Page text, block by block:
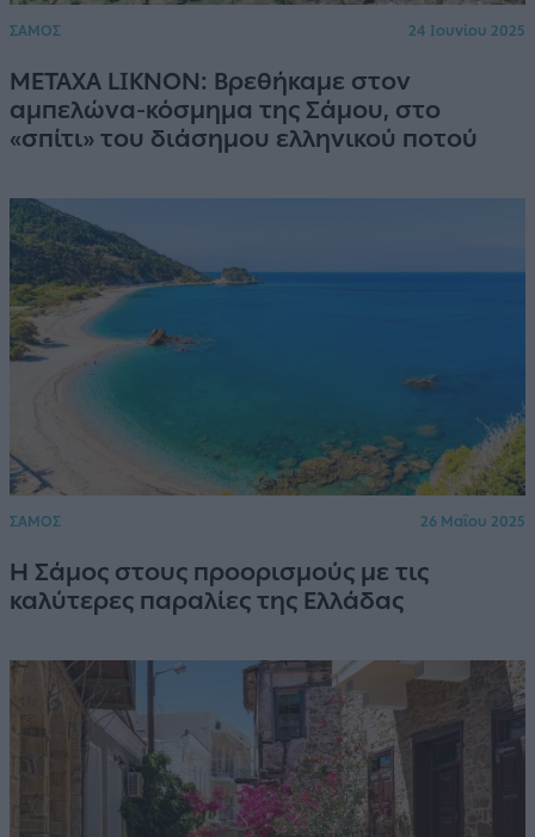
ΣΑΜΟΣ 24 Ιουνίου 2025
METAXA LIKNON: Βρεθήκαμε στον
αμπελώνα-κόσμημα της Σάμου, στο
«σπίτι» του διάσημου ελληνικού ποτού
ΣΑΜΟΣ 26 Μαΐου 2025
Η Σάμος στους προορισμούς με τις
καλύτερες παραλίες της Ελλάδας